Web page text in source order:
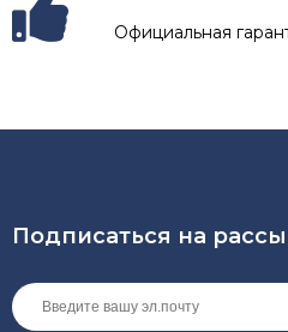
Официальная
Подписаться на